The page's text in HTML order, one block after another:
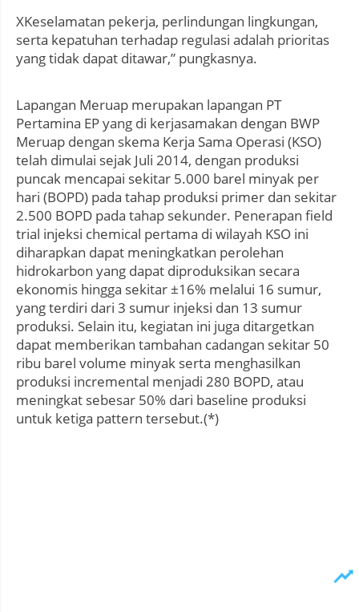
XKeselamatan pekerja, perlindungan lingkungan,
serta kepatuhan terhadap regulasi adalah prioritas
yang tidak dapat ditawar,” pungkasnya.
Lapangan Meruap merupakan lapangan PT
Pertamina EP yang di kerjasamakan dengan BWP
Meruap dengan skema Kerja Sama Operasi (KSO)
telah dimulai sejak Juli 2014, dengan produksi
puncak mencapai sekitar 5.000 barel minyak per
hari (BOPD) pada tahap produksi primer dan sekitar
2.500 BOPD pada tahap sekunder. Penerapan field
trial injeksi chemical pertama di wilayah KSO ini
diharapkan dapat meningkatkan perolehan
hidrokarbon yang dapat diproduksikan secara
ekonomis hingga sekitar ±16% melalui 16 sumur,
yang terdiri dari 3 sumur injeksi dan 13 sumur
produksi. Selain itu, kegiatan ini juga ditargetkan
dapat memberikan tambahan cadangan sekitar 50
ribu barel volume minyak serta menghasilkan
produksi incremental menjadi 280 BOPD, atau
meningkat sebesar 50% dari baseline produksi
untuk ketiga pattern tersebut.(*)